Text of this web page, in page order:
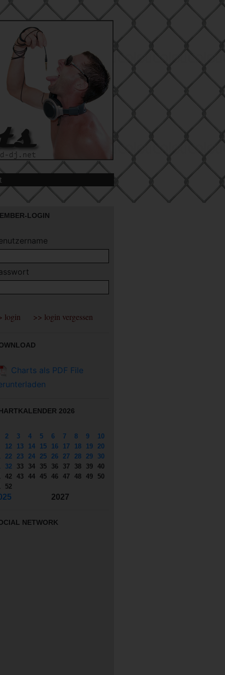
LOGIN
Charts als PDF File
2026
2 3 4 5 6 7 8 9
10
12 13 14 15 16 17 18 19
20
22 23 24 25 26 27 28 29
30
32 33 34 35 36 37 38 39 40
42 43 44 45 46 47 48 49
50
52
2027
NETWORK